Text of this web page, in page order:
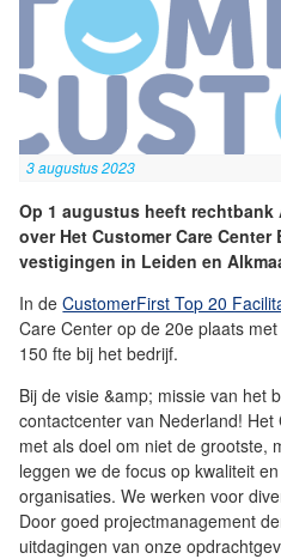
3 augustus 2023
Op 1 augustus heeft
over Het Customer Care
vestigingen in Leiden en
In deCustomerFirst Top 20
Care Center op de 20e plaats
150 fte bij het bedrijf.
Bij de visie &amp; missie van het
contactcenter van Nederland!
met als doel om niet de grootste,
leggen we de focus op kwaliteit
organisaties. We werken voor
Door goed projectmanagement
uitdagingen van onze